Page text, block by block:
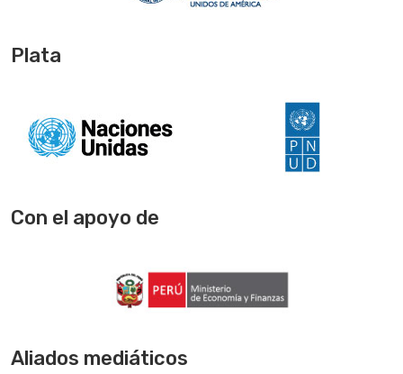
Plata
Con el apoyo de
Aliados mediáticos